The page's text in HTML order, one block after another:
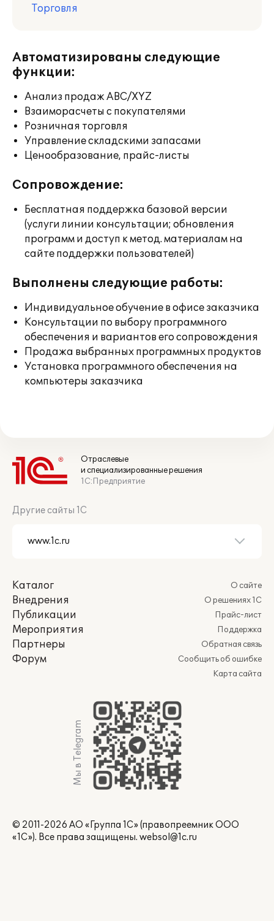
Торговля
Автоматизированы следующие
функции:
Анализ продаж ABC/XYZ
Взаиморасчеты с покупателями
Розничная торговля
Управление складскими запасами
Ценообразование, прайс-листы
Сопровождение:
Бесплатная поддержка базовой версии
(услуги линии консультации; обновления
программ и доступ к метод. материалам на
сайте поддержки пользователей)
Выполнены следующие работы:
Индивидуальное обучение в офисе заказчика
Консультации по выбору программного
обеспечения и вариантов его сопровождения
Продажа выбранных программных продуктов
Установка программного обеспечения на
компьютеры заказчика
Отраслевые
и специализированные решения
1С:Предприятие
Другие сайты 1С
Каталог
Внедрения
Публикации
Мероприятия
Партнеры
Форум
О сайте
О решениях 1С
Прайс-лист
Поддержка
Обратная связь
Сообщить об ошибке
Карта сайта
Мы в Telegram
© 2011-2026 АО «Группа 1С» (правопреемник ООО
«1С»). Все права защищены. websol@1c.ru